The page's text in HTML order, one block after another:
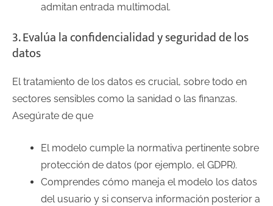
admitan entrada multimodal.
3. Evalúa la confidencialidad y seguridad de los
datos
El tratamiento de los datos es crucial, sobre todo en
sectores sensibles como la sanidad o las finanzas.
Asegúrate de que
El modelo cumple la normativa pertinente sobre
protección de datos (por ejemplo, el GDPR).
Comprendes cómo maneja el modelo los datos
del usuario y si conserva información posterior a